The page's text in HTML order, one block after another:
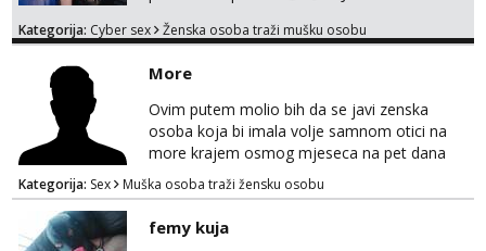
pošalji poruku na Whatsapp, Telegram ili
možeš me vidjeti na videopozivu. 😉
091/912-3322 ❌NE RADIMO NIŠTA UŽIVO❌
Kategorija: Cyber sex Ženska osoba traži mušku osobu
More
Ovim putem molio bih da se javi zenska
osoba koja bi imala volje samnom otici na
more krajem osmog mjeseca na pet dana
netrazim nista intimno cisto druženje da
nisam sam ,imam 39 godina crna kosa 170
visok 80 kg zagrebačka županija 0919121728
WhatsApp Viber ili mail merkej86@gmail.com
Kategorija: Sex Muška osoba traži žensku osobu
femy kuja